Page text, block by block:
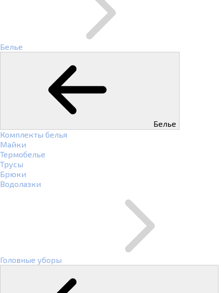
Белье
Белье
Комплекты белья
Майки
Термобелье
Трусы
Брюки
Водолазки
Головные уборы